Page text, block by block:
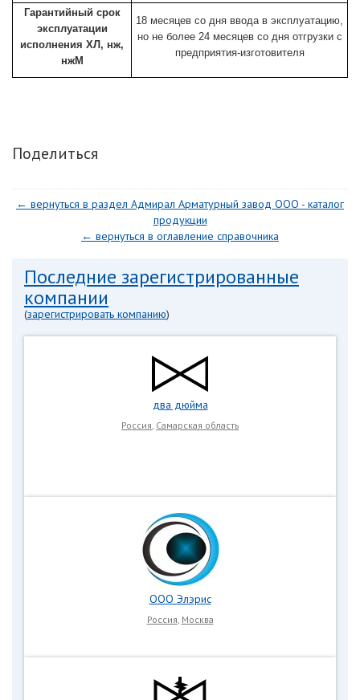
Гарантийный срок
эксплуатации
исполнения ХЛ, нж,
нжМ
18 месяцев со дня ввода в эксплуатацию,
но не более 24 месяцев со дня отгрузки с
предприятия-изготовителя
Поделиться
← вернуться в раздел Адмирал Арматурный завод ООО - каталог
продукции
← вернуться в оглавление справочника
Последние зарегистрированные
компании
(зарегистрировать компанию)
два дюйма
Россия, Самарская область
ООО Элэрис
Россия, Москва